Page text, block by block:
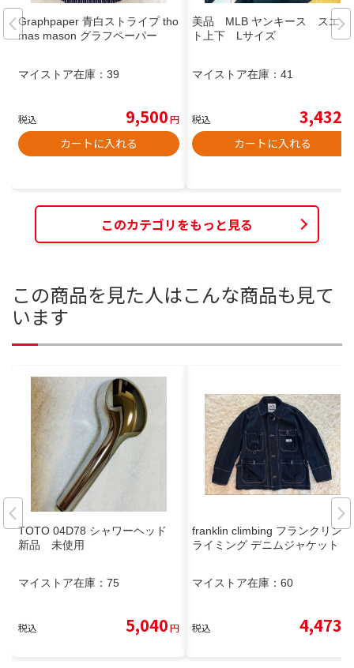
Graphpaper 青白ストライプ tho
mas mason グラフペーパー
マイストア在庫： 39
税込 9,500円
カートに入れる
美品 MLB ヤンキース スエッ
ト上下 Lサイズ
マイストア在庫： 41
税込 3,432
カートに入れる
このカテゴリをもっと見る
この商品を見た人はこんな商品も見て
います
TOTO 04D78 シャワーヘッド
新品 未使用
マイストア在庫： 75
税込 5,040円
franklin climbing フランクリンク
ライミング デニムジャケット
マイストア在庫： 60
税込 4,473